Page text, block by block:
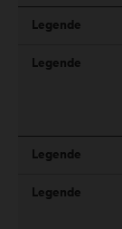
Legende
Legende
Legende
Legende